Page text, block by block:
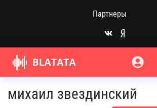
Партнеры
михаил звездинский